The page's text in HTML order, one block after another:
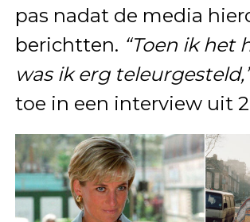
pas nadat de media
berichtten. “Toen ik het
was ik erg
toe in een interview uit